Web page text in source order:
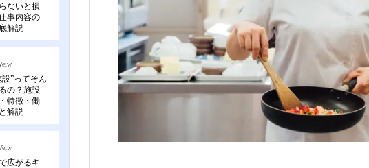
ないと損
事内容の
解説
”ってそん
の？施設
特徴・働
解説
広がるキ